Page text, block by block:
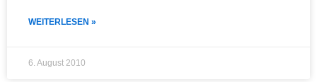
WEITERLESEN »
6. August 2010